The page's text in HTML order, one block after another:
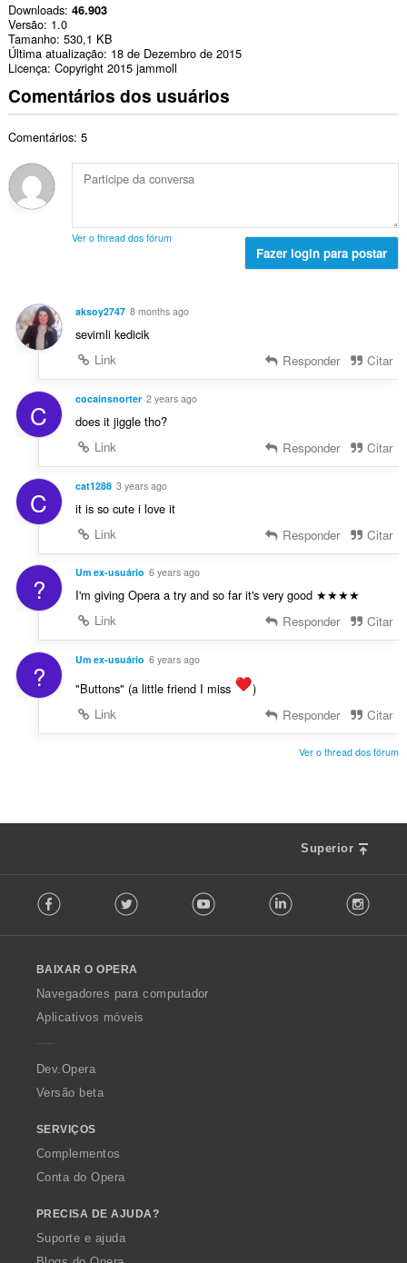
Downloads 46.903
Versão 1.0
Tamanho 530,1 KB
Última atualização 18 de Dezembro de 2015
Licença Copyright 2015 jammoll
Comentários dos usuários
Comentários: 5
Ver o thread dos fórum
Fazer login para postar
aksoy2747 8 months ago
sevimli kedicik
Link
Responder Citar
C cocainsnorter 2 years ago
does it jiggle tho?
Link
Responder Citar
C cat1288 3 years ago
it is so cute i love it
Link
Responder Citar
? Um ex-usuário 6 years ago
I'm giving Opera a try and so far it's very good ★★★★
Link
Responder Citar
? Um ex-usuário 6 years ago
"Buttons" (a little friend I miss
)
Link
Responder Citar
Ver o thread dos fórum
Superior
o
w
O
p
a
Facebook Twitter Youtube LinkedIn
BAIXAR O OPERA
Navegadores para computador
Aplicativos móveis
Dev.Opera
Versão beta
SERVIÇOS
Complementos
Conta do Opera
PRECISA DE AJUDA?
Suporte e ajuda